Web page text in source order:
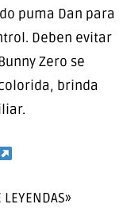
puma Dan para
Deben evitar
Zero se
brinda